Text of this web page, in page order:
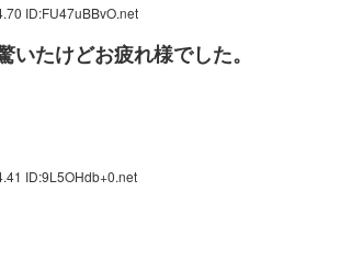
ID:FU47uBBvO.net
たけどお疲れ様でした。
ID:9L5OHdb+0.net